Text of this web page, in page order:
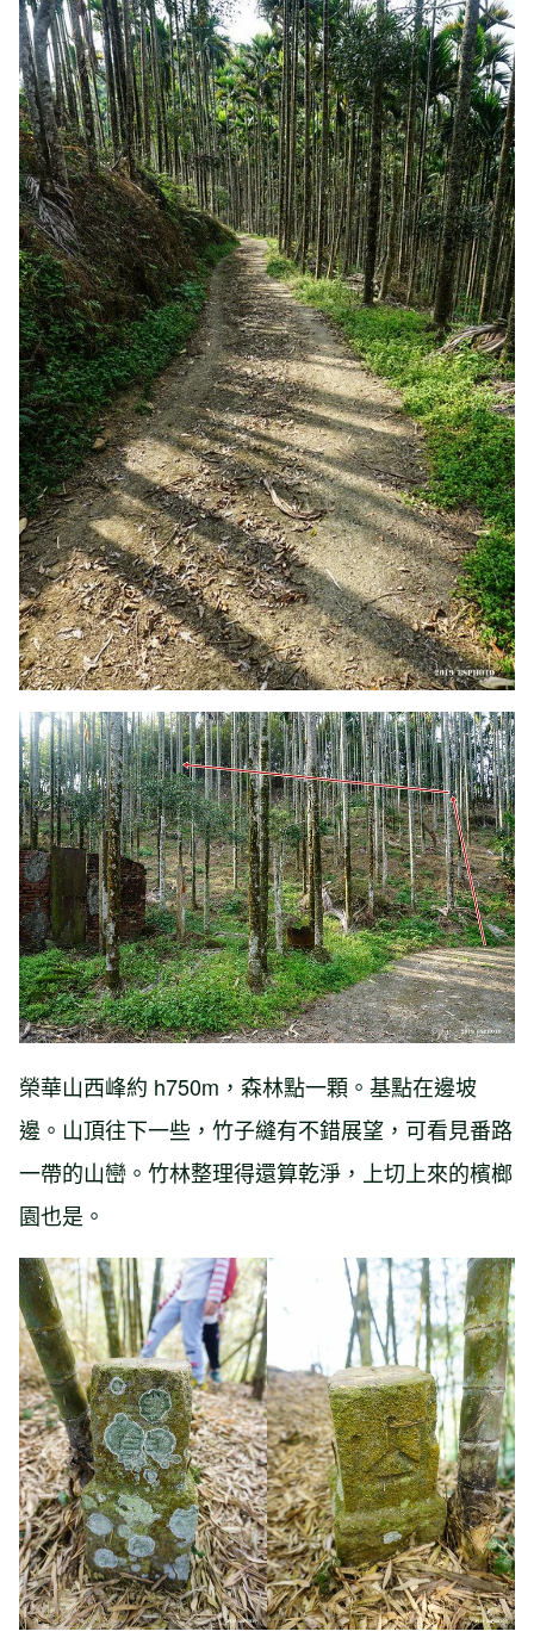
榮華山西峰約 h750m，森林點一顆。基點在邊坡
邊。山頂往下一些，竹子縫有不錯展望，可看見番路
一帶的山巒。竹林整理得還算乾淨，上切上來的檳榔
園也是。